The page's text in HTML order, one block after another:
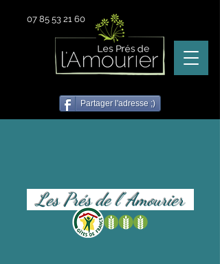
Partager l'adresse ;)
07 85 53 21 60
Les Prés de l' Amourier